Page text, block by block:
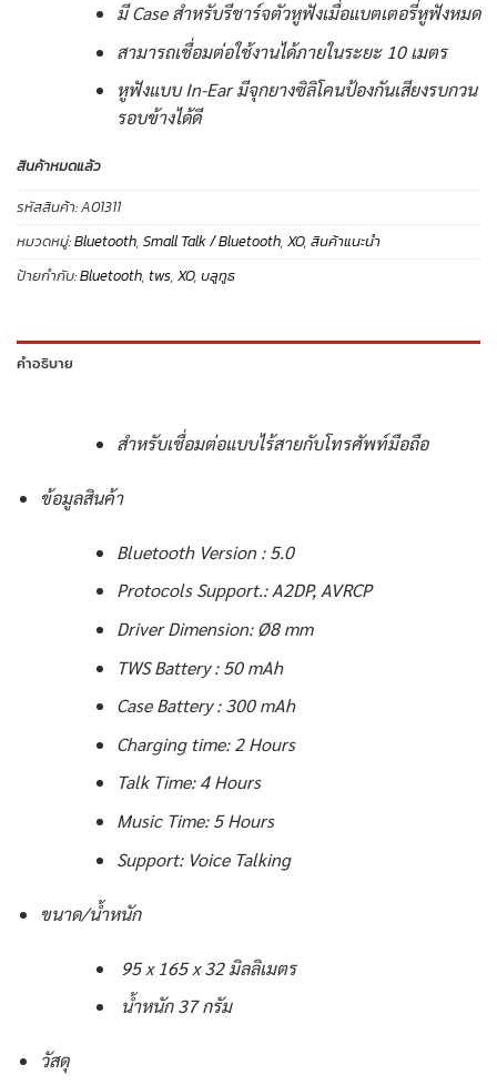
มี Case สำหรับรีชาร์จตัวหูฟังเมื่อแบตเตอรี่หูฟังหมด
สามารถเชื่อมต่อใช้งานได้ภายในระยะ 10 เมตร
หูฟังแบบ In-Ear มีจุกยางซิลิโคนป้องกันเสียงรบกวน
รอบข้างได้ดี
สินค้าหมดแล้ว
รหัสสินค้า:A01311
หมวดหมู่:Bluetooth, Small Talk / Bluetooth, XO, สินค้าแนะนำ
ป้ายกำกับ:Bluetooth, tws, XO, บลูทูธ
คำอธิบาย
สำหรับเชื่อมต่อแบบไร้สายกับโทรศัพท์มือถือ
ข้อมูลสินค้า
Bluetooth Version : 5.0
Protocols Support.: A2DP, AVRCP
Driver Dimension: Ø8 mm
TWS Battery : 50 mAh
Case Battery : 300 mAh
Charging time: 2 Hours
Talk Time: 4 Hours
Music Time: 5 Hours
Support: Voice Talking
ขนาด/น้ำหนัก
95 x 165 x 32 มิลลิเมตร
น้ำหนัก 37 กรัม
วัสดุ